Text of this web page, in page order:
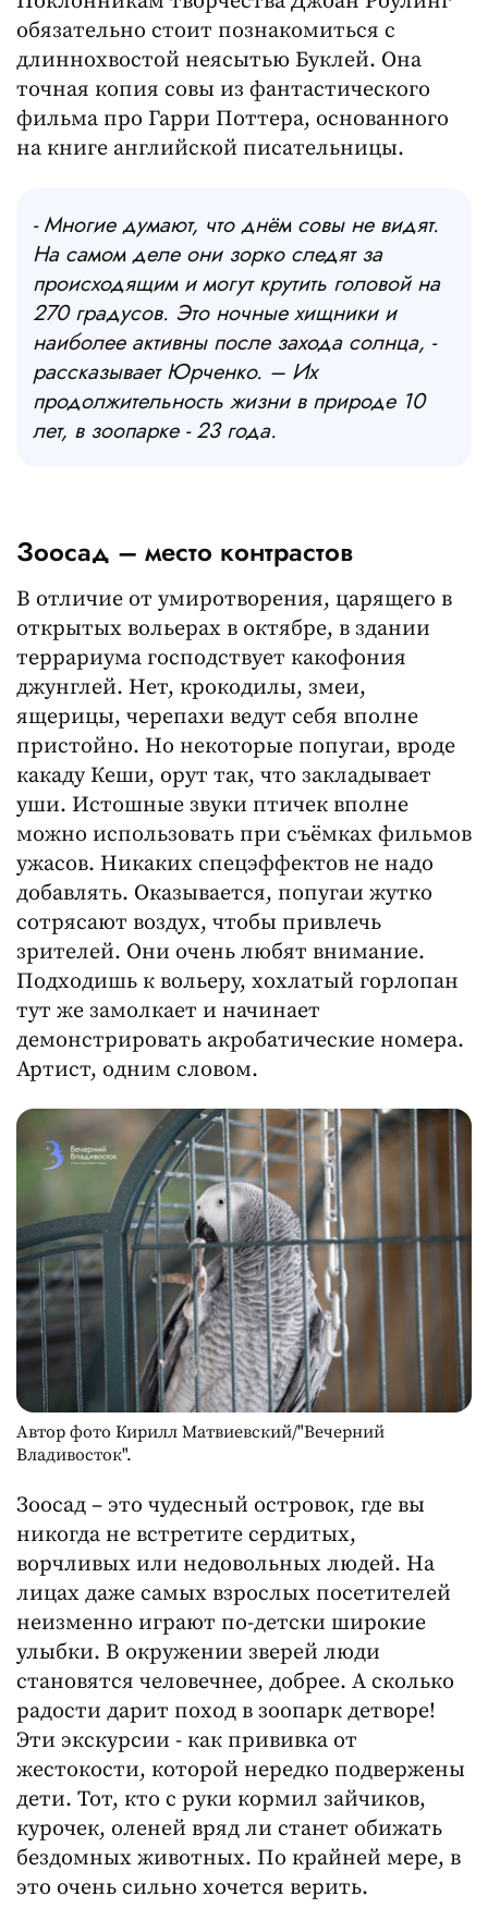
обязательно стоит познакомиться с
длиннохвостой неясытью Буклей. Она
точная копия совы из фантастического
фильма про Гарри Поттера, основанного
на книге английской писательницы.
- Многие думают, что днём совы не видят.
На самом деле они зорко следят за
происходящим и могут крутить головой на
270 градусов. Это ночные хищники и
наиболее активны после захода солнца, -
рассказывает Юрченко. – Их
продолжительность жизни в природе 10
лет, в зоопарке - 23 года.
Зоосад – место контрастов
В отличие от умиротворения, царящего в
открытых вольерах в октябре, в здании
террариума господствует какофония
джунглей. Нет, крокодилы, змеи,
ящерицы, черепахи ведут себя вполне
пристойно. Но некоторые попугаи, вроде
какаду Кеши, орут так, что закладывает
уши. Истошные звуки птичек вполне
можно использовать при съёмках фильмов
ужасов. Никаких спецэффектов не надо
добавлять. Оказывается, попугаи жутко
сотрясают воздух, чтобы привлечь
зрителей. Они очень любят внимание.
Подходишь к вольеру, хохлатый горлопан
тут же замолкает и начинает
демонстрировать акробатические номера.
Артист, одним словом.
Автор фото Кирилл Матвиевский/"Вечерний
Владивосток".
Зоосад – это чудесный островок, где вы
никогда не встретите сердитых,
ворчливых или недовольных людей. На
лицах даже самых взрослых посетителей
неизменно играют по-детски широкие
улыбки. В окружении зверей люди
становятся человечнее, добрее. А сколько
радости дарит поход в зоопарк детворе!
Эти экскурсии - как прививка от
жестокости, которой нередко подвержены
дети. Тот, кто с руки кормил зайчиков,
курочек, оленей вряд ли станет обижать
бездомных животных. По крайней мере, в
это очень сильно хочется верить.